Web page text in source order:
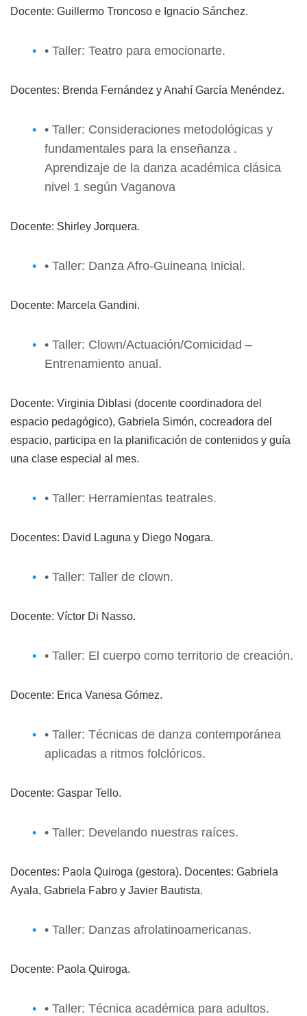
Docente: Guillermo Troncoso e Ignacio Sánchez.
• Taller: Teatro para emocionarte.
Docentes: Brenda Fernández y Anahí García Menéndez.
• Taller: Consideraciones metodológicas y
fundamentales para la enseñanza .
Aprendizaje de la danza académica clásica
nivel 1 según Vaganova
Docente: Shirley Jorquera.
• Taller: Danza Afro-Guineana Inicial.
Docente: Marcela Gandini.
• Taller: Clown/Actuación/Comicidad –
Entrenamiento anual.
Docente: Virginia Diblasi (docente coordinadora del
espacio pedagógico), Gabriela Simón, cocreadora del
espacio, participa en la planificación de contenidos y guía
una clase especial al mes.
• Taller: Herramientas teatrales.
Docentes: David Laguna y Diego Nogara.
• Taller: Taller de clown.
Docente: Víctor Di Nasso.
• Taller: El cuerpo como territorio de creación.
Docente: Erica Vanesa Gómez.
• Taller: Técnicas de danza contemporánea
aplicadas a ritmos folclóricos.
Docente: Gaspar Tello.
• Taller: Develando nuestras raíces.
Docentes: Paola Quiroga (gestora). Docentes: Gabriela
Ayala, Gabriela Fabro y Javier Bautista.
• Taller: Danzas afrolatinoamericanas.
Docente: Paola Quiroga.
• Taller: Técnica académica para adultos.